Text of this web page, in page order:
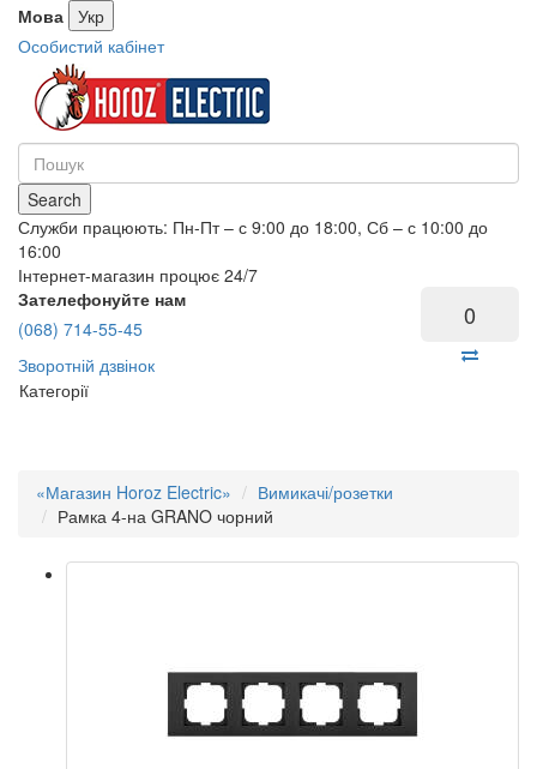
Мова Укр
Особистий кабінет
Search
Служби працюють: Пн-Пт – с 9:00 до 18:00, Сб – с 10:00 до
16:00
Інтернет-магазин процює 24/7
Зателефонуйте нам
(068) 714-55-45
Зворотній дзвінок
0
Категорії
«Магазин Horoz Electric»
Вимикачі/розетки
Рамка 4-на GRANO чорний